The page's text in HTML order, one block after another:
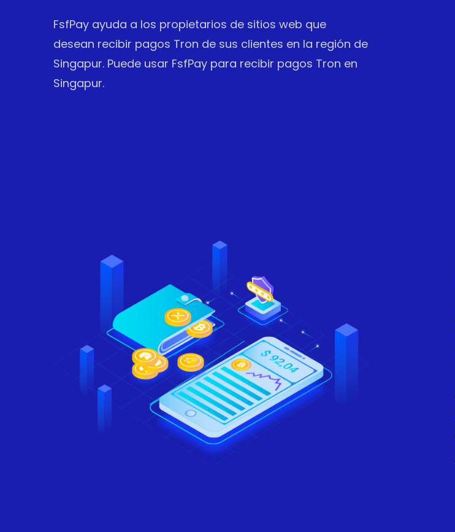
FsfPay ayuda a los propietarios de sitios web que
desean recibir pagos Tron de sus clientes en la región de
Singapur. Puede usar FsfPay para recibir pagos Tron en
Singapur.